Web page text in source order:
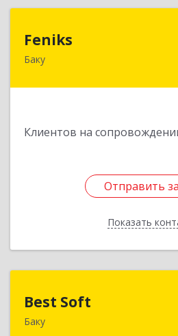
Feniks
Баку
Клиентов на
Отправить
Показать
AZ1029, Азербайджан,
Отправить
Назад
Best Soft
БакуАзербайджан, Баку,